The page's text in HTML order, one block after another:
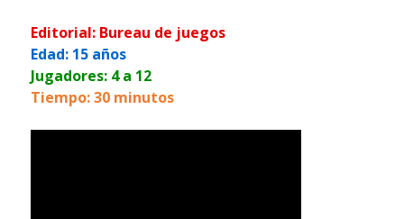
Editorial: Bureau de juegos
Edad: 15 años
Jugadores: 4 a 12
Tiempo: 30 minutos